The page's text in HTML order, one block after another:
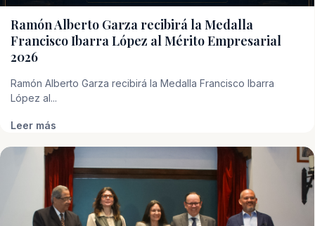
Ramón Alberto Garza recibirá la Medalla
Francisco Ibarra López al Mérito Empresarial
2026
Ramón Alberto Garza recibirá la Medalla Francisco Ibarra
López al...
Leer más